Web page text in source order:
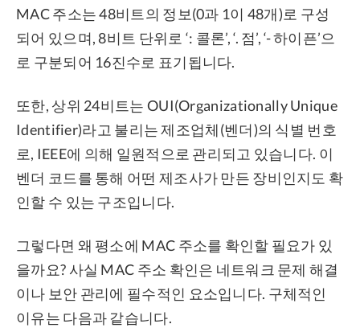
MAC 주소는 48비트의 정보(0과 1이 48개)로 구성
되어 있으며, 8비트 단위로 ‘: 콜론’, ‘. 점’, ‘- 하이픈’으
로 구분되어 16진수로 표기됩니다.
또한, 상위 24비트는 OUI(Organizationally Unique
Identifier)라고 불리는 제조업체(벤더)의 식별 번호
로, IEEE에 의해 일원적으로 관리되고 있습니다. 이
벤더 코드를 통해 어떤 제조사가 만든 장비인지도 확
인할 수 있는 구조입니다.
그렇다면 왜 평소에 MAC 주소를 확인할 필요가 있
을까요? 사실 MAC 주소 확인은 네트워크 문제 해결
이나 보안 관리에 필수적인 요소입니다. 구체적인
이유는 다음과 같습니다.